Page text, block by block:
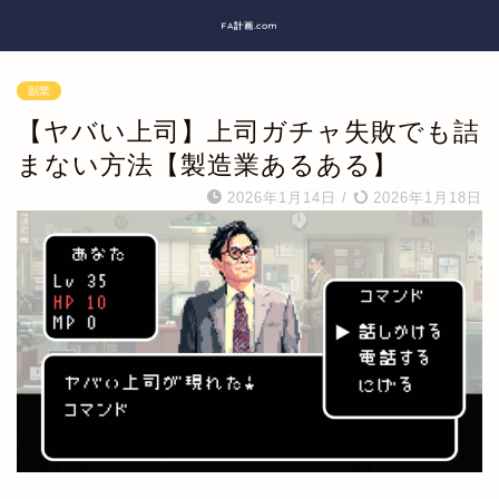
FA計画.com
副業
【ヤバい上司】上司ガチャ失敗でも詰
まない方法【製造業あるある】
2026年1月14日 / 2026年1月18日